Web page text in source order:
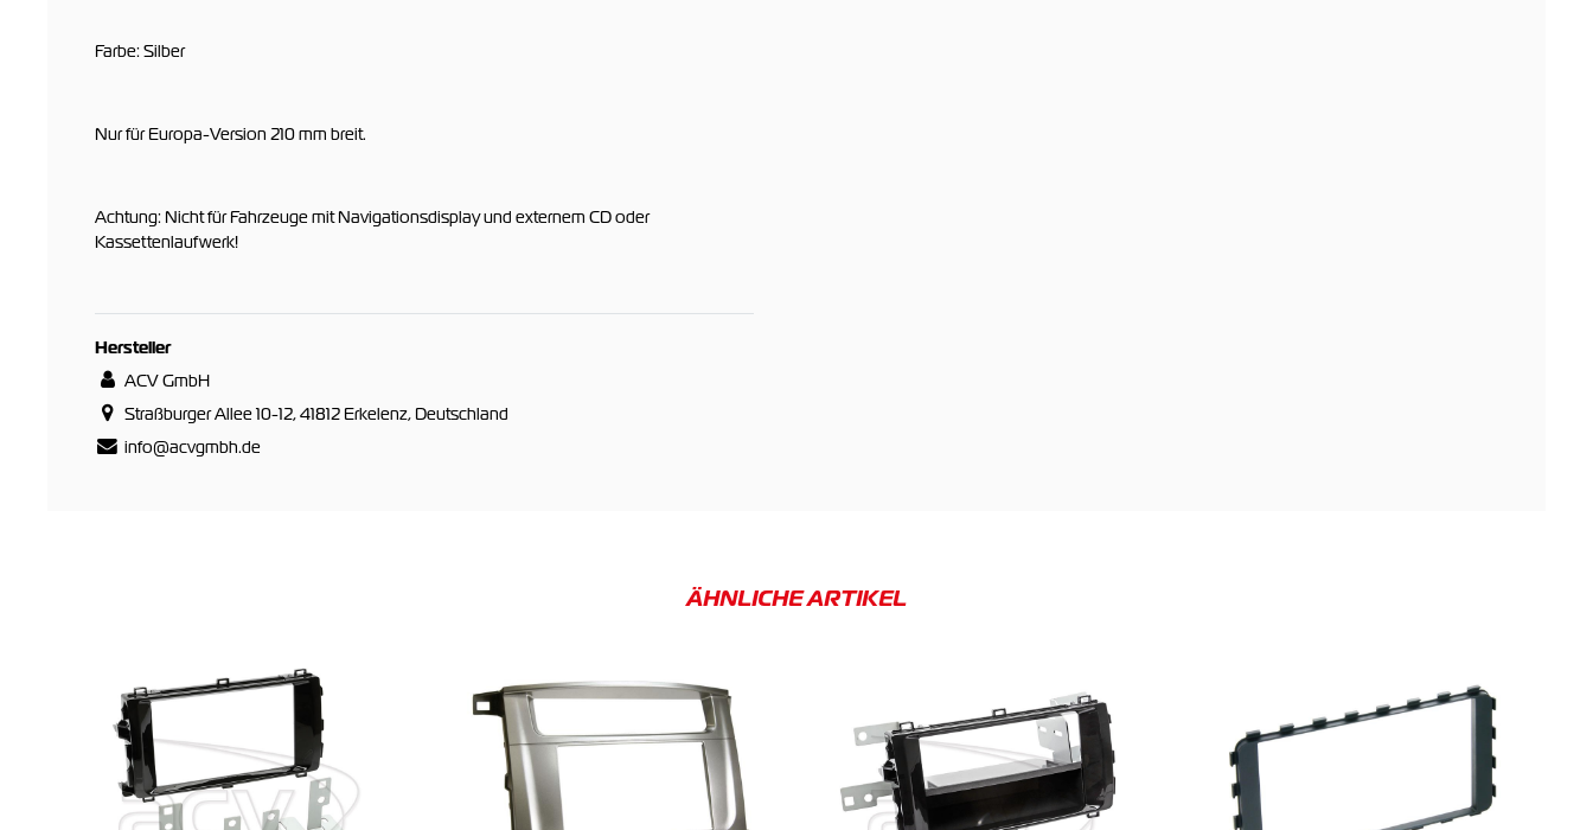
Farbe: Silber
Nur für Europa-Version 210 mm breit.
Achtung: Nicht für Fahrzeuge mit Navigationsdisplay und externem CD oder
Kassettenlaufwerk!
Hersteller
ACV GmbH
Straßburger Allee 10-12, 41812 Erkelenz, Deutschland
info@acvgmbh.de
ÄHNLICHE ARTIKEL